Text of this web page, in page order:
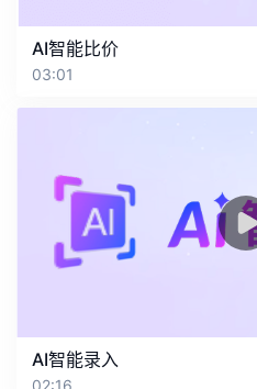
AI智能比价
03:01
AI智能录入
02:16